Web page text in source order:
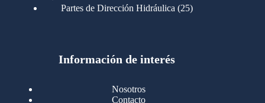
Partes de Dirección Hidráulica 2525
Motores Cummins 723
Cummins B/C 855
Información de interés
Nosotros
Contacto